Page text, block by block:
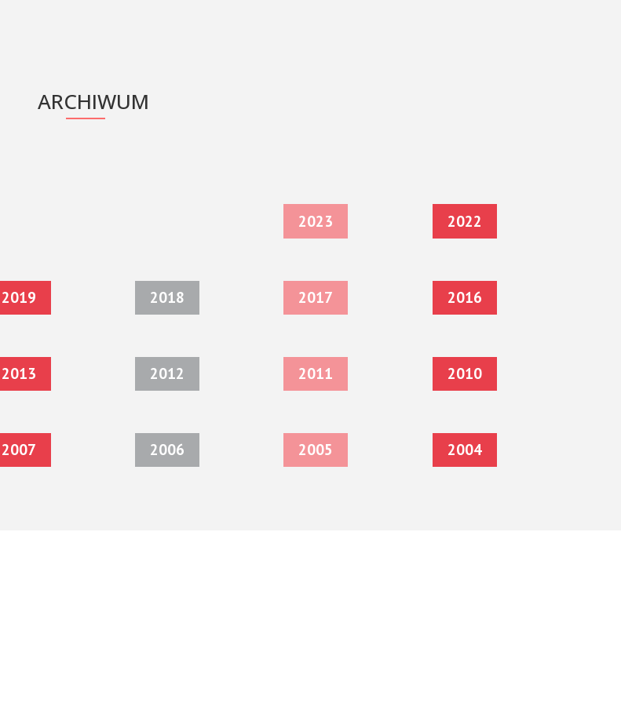
ARCHIWUM
2023 2022
2019 2018 2017 2016
2013 2012 2011 2010
2007 2006 2005 2004